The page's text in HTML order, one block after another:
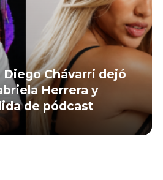
Diego Chávarri dejó
Herrera y
de pódcast